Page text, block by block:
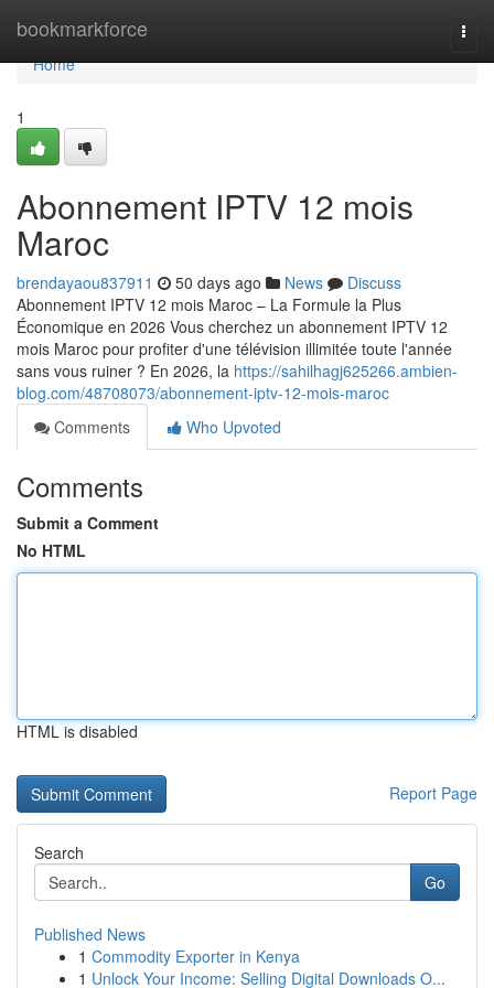
bookmarkforce
Home
Home
1
Abonnement IPTV 12 mois
Maroc
brendayaou837911 50 days ago News
Discuss
Abonnement IPTV 12 mois Maroc – La Formule la Plus
Économique en 2026 Vous cherchez un abonnement IPTV 12
mois Maroc pour profiter d'une télévision illimitée toute l'année
sans vous ruiner ? En 2026, la https://sahilhagj625266.ambien-
blog.com/48708073/abonnement-iptv-12-mois-maroc
Comments
Who Upvoted
Comments
Submit a Comment
No HTML
HTML is disabled
Report Page
Search
Go
Published News
1 Commodity Exporter in Kenya
1 Unlock Your Income: Selling Digital Downloads O...